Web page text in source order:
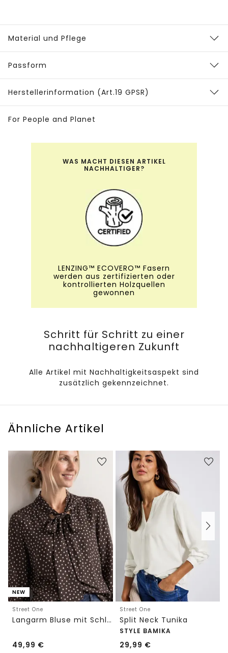
Material und Pflege
Passform
Herstellerinformation (Art.19 GPSR)
For People and Planet
WAS MACHT DIESEN ARTIKEL
NACHHALTIGER?
LENZING™ ECOVERO™ Fasern
werden aus zertifizierten oder
kontrollierten Holzquellen
gewonnen
Schritt für Schritt zu einer
nachhaltigeren Zukunft
Alle Artikel mit Nachhaltigkeitsaspekt sind
zusätzlich gekennzeichnet.
Ähnliche Artikel
NEW
Street One
Langarm Bluse mit Schleifendetail
49,99 €
Street One
Split Neck Tunika
STYLE BAMIKA
29,99 €